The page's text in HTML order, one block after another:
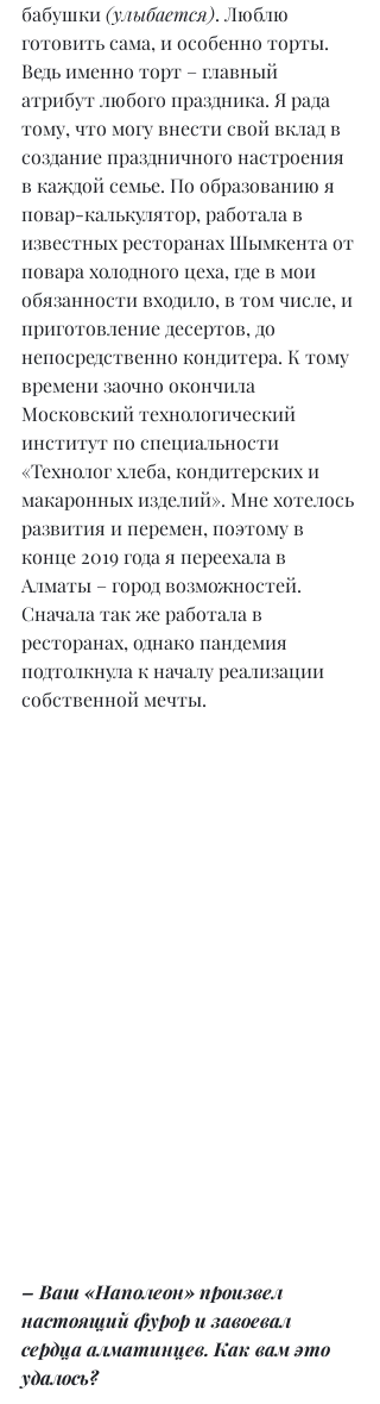
бабушки (улыбается). Люблю
готовить сама, и особенно торты.
Ведь именно торт – главный
атрибут любого праздника. Я рада
тому, что могу внести свой вклад в
создание праздничного настроения
в каждой семье. По образованию я
повар-калькулятор, работала в
известных ресторанах Шымкента от
повара холодного цеха, где в мои
обязанности входило, в том числе, и
приготовление десертов, до
непосредственно кондитера. К тому
времени заочно окончила
Московский технологический
институт по специальности
«Технолог хлеба, кондитерских и
макаронных изделий». Мне хотелось
развития и перемен, поэтому в
конце 2019 года я переехала в
Алматы – город возможностей.
Сначала так же работала в
ресторанах, однако пандемия
подтолкнула к началу реализации
собственной мечты.
– Ваш «Наполеон» произвел
настоящий фурор и завоевал
сердца алматинцев. Как вам это
удалось?